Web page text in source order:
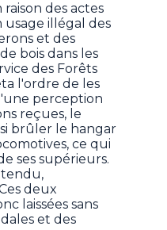
des actes
illégal des
et des
bois dans les
des Forêts
l'ordre de les
perception
reçues, le
brûler le hangar
ce qui
ses supérieurs.
deux
laissées sans
et des